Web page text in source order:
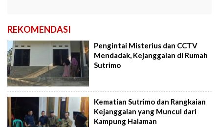
REKOMENDASI
Pengintai Misterius dan CCTV
Mendadak, Kejanggalan di Rumah
Sutrimo
Kematian Sutrimo dan Rangkaian
Kejanggalan yang Muncul dari
Kampung Halaman